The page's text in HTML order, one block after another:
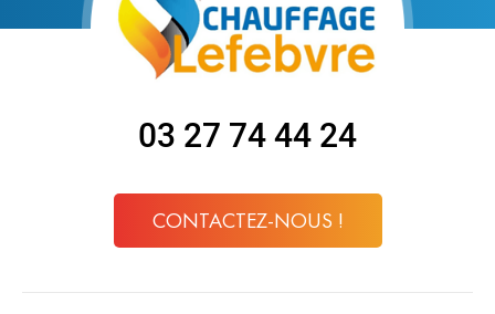
03 27 74 44 24
CONTACTEZ-NOUS !